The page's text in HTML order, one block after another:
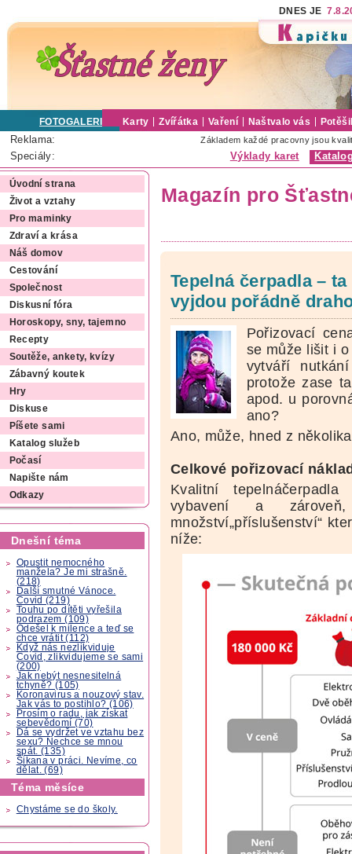
DNES JE
FOTOGALERIE Karty Zvířátka Vaření Naštvalo vás
Reklama: Základem každé pracovny jsou
Speciály: Výklady karet
Úvodní strana
Život a vztahy
Pro maminky
Zdraví a krása
Náš domov
Cestování
Společnost
Diskusní fóra
Horoskopy, sny, tajemno
Recepty
Soutěže, ankety, kvízy
Zábavný koutek
Hry
Diskuse
Píšete sami
Katalog služeb
Počasí
Napište nám
Odkazy
Dnešní téma
Opustit nemocného
manžela? Je mi strašně.
(218)
Další smutné Vánoce.
Covid (219)
Touhu po dítěti vyřešila
podrazem (109)
Odešel k milence a teď se
chce vrátit (112)
Když nás nezlikviduje
Covid, zlikvidujeme se sami
(200)
Jak nebýt nesnesitelná
tchyně? (105)
Koronavirus a nouzový stav.
Jak vás to postihlo? (106)
Prosím o radu, jak získat
sebevědomí (70)
Dá se vydržet ve vztahu bez
sexu? Nechce se mnou
spát. (135)
Šikana v práci. Nevíme, co
dělat. (69)
Téma měsíce
Chystáme se do školy.
Magazín pro
Tepelná čerpadla –
vyjdou pořádně
Pořizovací
se může lišit i o
vytváří
protože zase
apod. u
ano?
Ano, může, hned z
Celkové pořizovací
Kvalitní
vybavení a
množství„příslušenství“
níže: